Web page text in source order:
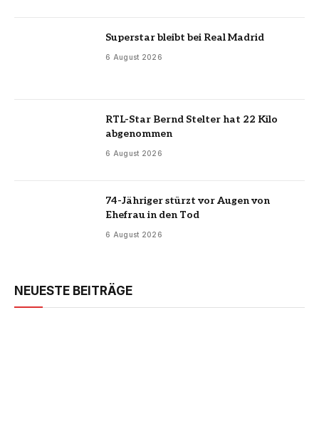
Superstar bleibt bei Real Madrid
6 August 2026
RTL-Star Bernd Stelter hat 22 Kilo
abgenommen
6 August 2026
74-Jähriger stürzt vor Augen von
Ehefrau in den Tod
6 August 2026
NEUESTE BEITRÄGE